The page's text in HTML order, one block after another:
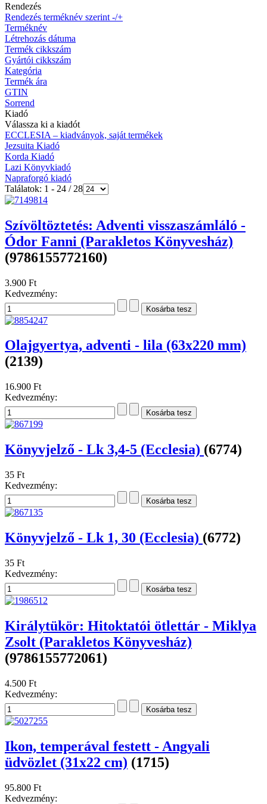
Rendezés
Rendezés terméknév szerint -/+
Terméknév
Létrehozás dátuma
Termék cikkszám
Gyártói cikkszám
Kategória
Termék ára
GTIN
Sorrend
Kiadó
Válassza ki a kiadót
ECCLESIA – kiadványok, saját termékek
Jezsuita Kiadó
Korda Kiadó
Lazi Könyvkiadó
Napraforgó kiadó
Találatok: 1 - 24 / 28
Szívöltöztetés: Adventi visszaszámláló -
Ódor Fanni (Parakletos Könyvesház)
(9786155772160)
3.900 Ft
Kedvezmény:
Olajgyertya, adventi - lila (63x220 mm)
(2139)
16.900 Ft
Kedvezmény:
Könyvjelző - Lk 3,4-5 (Ecclesia) (6774)
35 Ft
Kedvezmény:
Könyvjelző - Lk 1, 30 (Ecclesia) (6772)
35 Ft
Kedvezmény:
Királytükör: Hitoktatói ötlettár - Miklya
Zsolt (Parakletos Könyvesház)
(9786155772061)
4.500 Ft
Kedvezmény:
Ikon, temperával festett - Angyali
üdvözlet (31x22 cm) (1715)
95.800 Ft
Kedvezmény: